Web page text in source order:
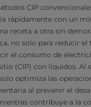
CIP
rápidamente con un
receta a otra sin
no solo para reducir
el consumo de
(CIP) con líquidos. Al
optimiza las
al prevenir el
contribuye a la